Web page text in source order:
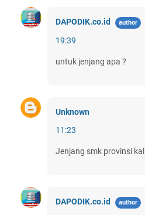
DAPODIK.co.id
19:39
untuk jenjang apa ?
Unknown
11:23
Jenjang smk provinsi
DAPODIK.co.id